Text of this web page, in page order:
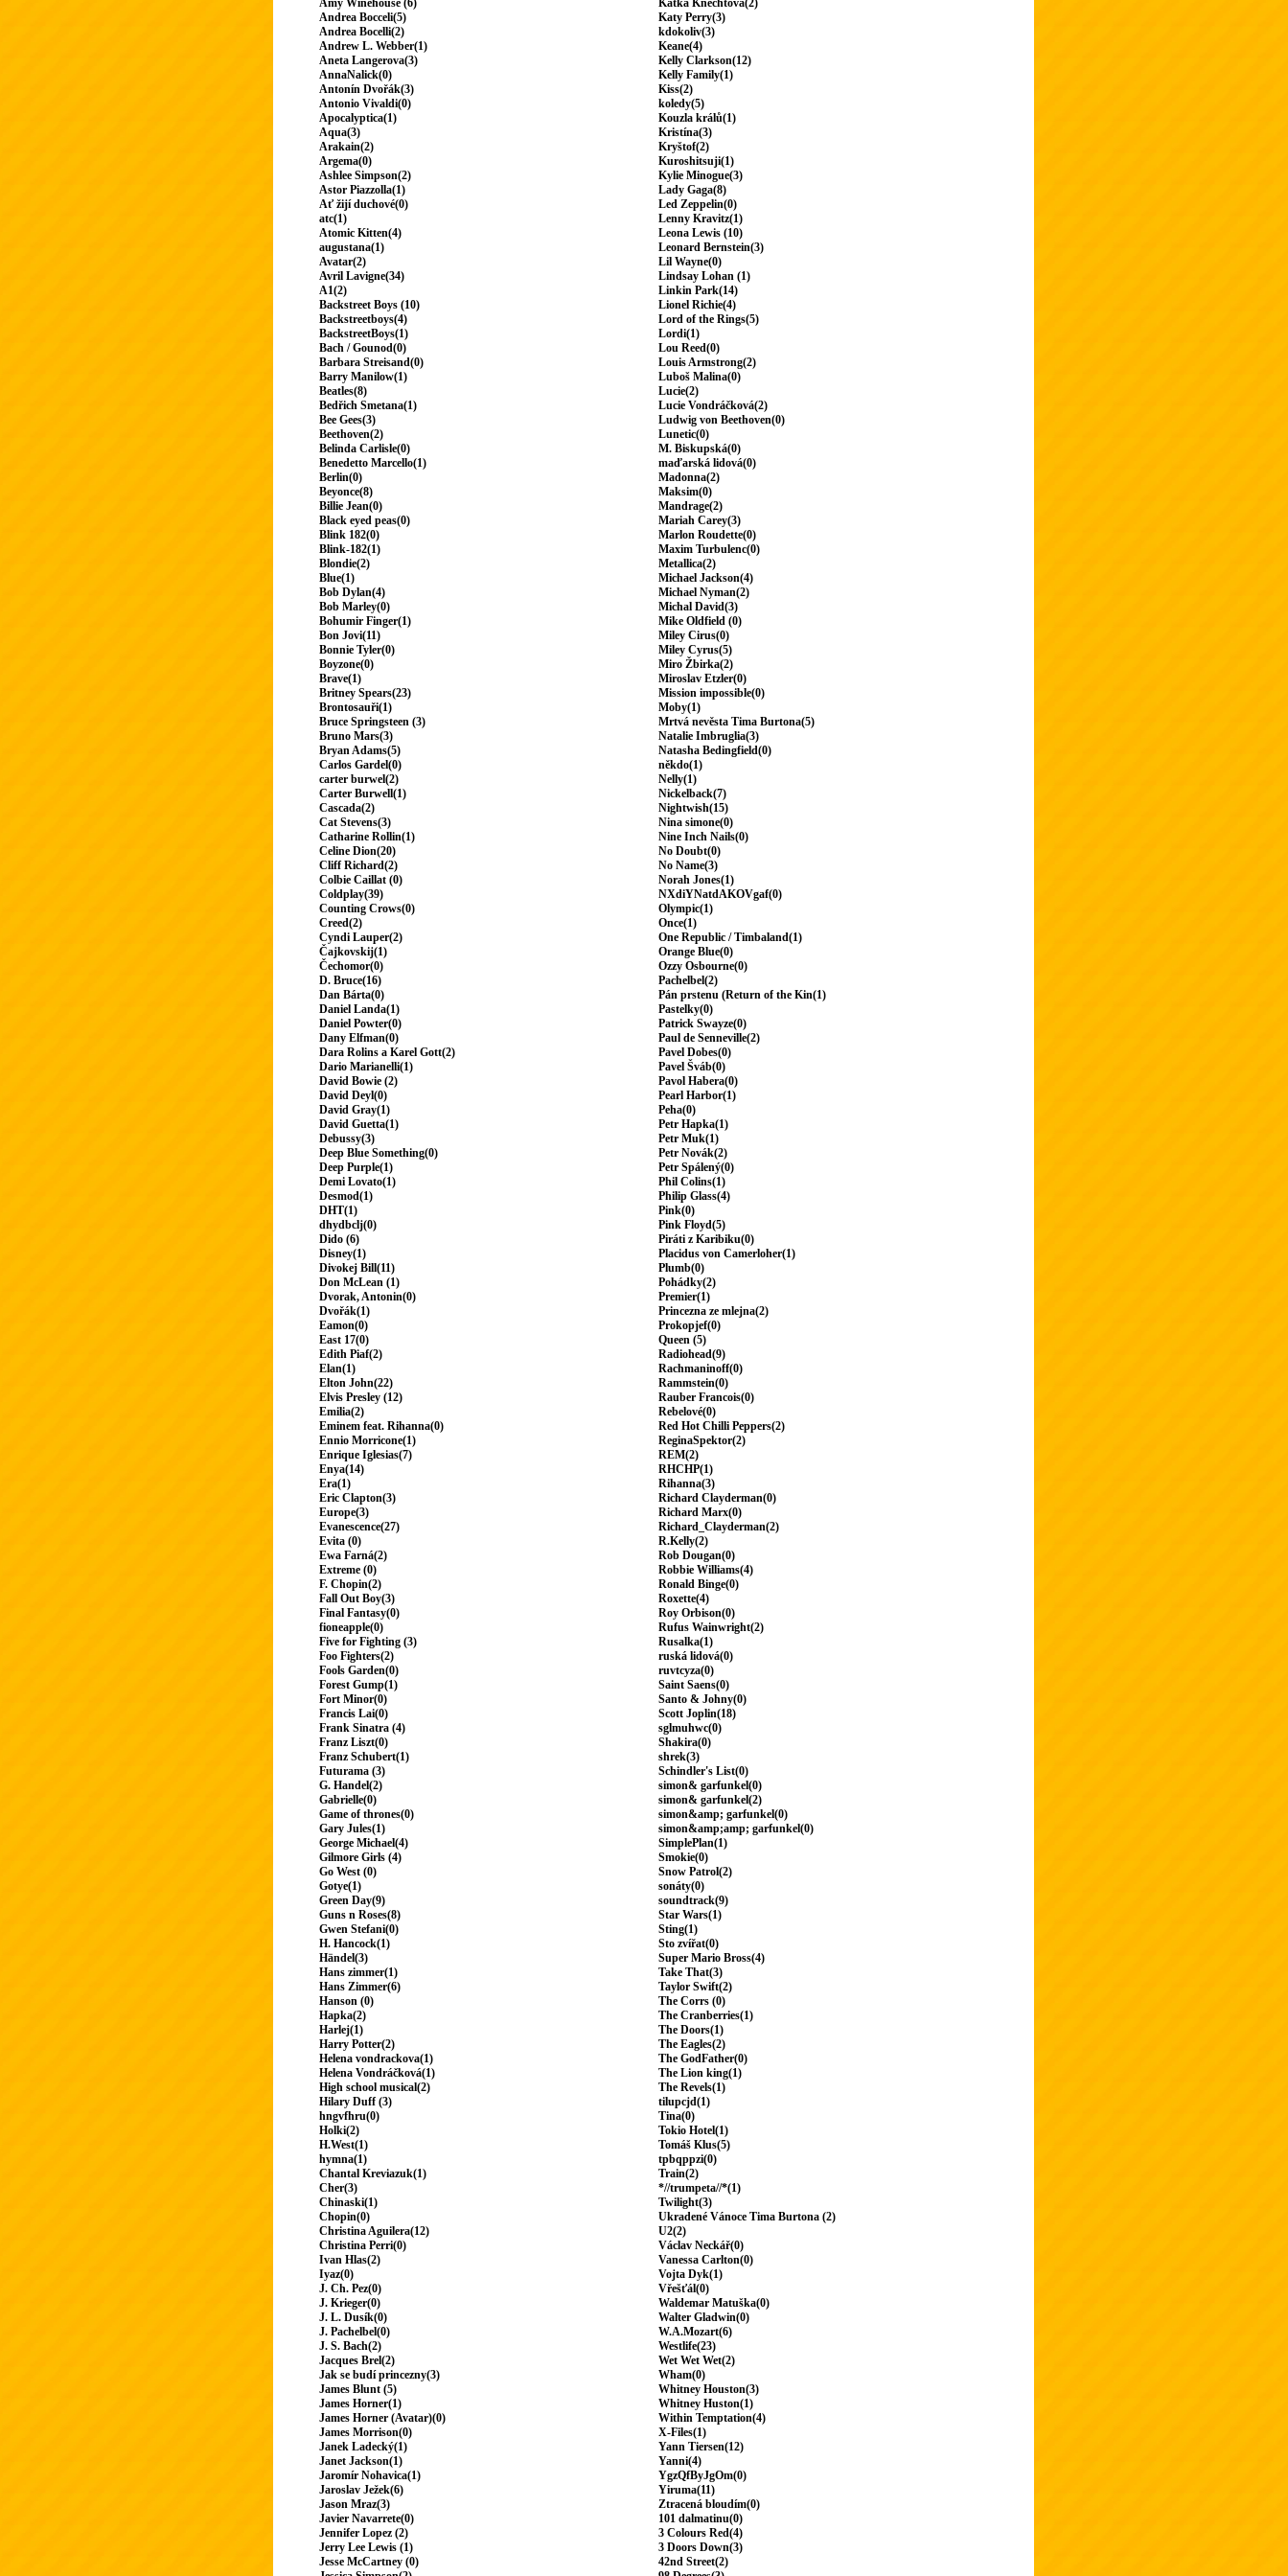
Amy Winehouse (6)
Andrea Bocceli(5)
Andrea Bocelli(2)
Andrew L. Webber(1)
Aneta Langerova(3)
AnnaNalick(0)
Antonín Dvořák(3)
Antonio Vivaldi(0)
Apocalyptica(1)
Aqua(3)
Arakain(2)
Argema(0)
Ashlee Simpson(2)
Astor Piazzolla(1)
Ať žijí duchové(0)
atc(1)
Atomic Kitten(4)
augustana(1)
Avatar(2)
Avril Lavigne(34)
A1(2)
Backstreet Boys (10)
Backstreetboys(4)
BackstreetBoys(1)
Bach / Gounod(0)
Barbara Streisand(0)
Barry Manilow(1)
Beatles(8)
Bedřich Smetana(1)
Bee Gees(3)
Beethoven(2)
Belinda Carlisle(0)
Benedetto Marcello(1)
Berlin(0)
Beyonce(8)
Billie Jean(0)
Black eyed peas(0)
Blink 182(0)
Blink-182(1)
Blondie(2)
Blue(1)
Bob Dylan(4)
Bob Marley(0)
Bohumir Finger(1)
Bon Jovi(11)
Bonnie Tyler(0)
Boyzone(0)
Brave(1)
Britney Spears(23)
Brontosauři(1)
Bruce Springsteen (3)
Bruno Mars(3)
Bryan Adams(5)
Carlos Gardel(0)
carter burwel(2)
Carter Burwell(1)
Cascada(2)
Cat Stevens(3)
Catharine Rollin(1)
Celine Dion(20)
Cliff Richard(2)
Colbie Caillat (0)
Coldplay(39)
Counting Crows(0)
Creed(2)
Cyndi Lauper(2)
Čajkovskij(1)
Čechomor(0)
D. Bruce(16)
Dan Bárta(0)
Daniel Landa(1)
Daniel Powter(0)
Dany Elfman(0)
Dara Rolins a Karel Gott(2)
Dario Marianelli(1)
David Bowie (2)
David Deyl(0)
David Gray(1)
David Guetta(1)
Debussy(3)
Deep Blue Something(0)
Deep Purple(1)
Demi Lovato(1)
Desmod(1)
DHT(1)
dhydbclj(0)
Dido (6)
Disney(1)
Divokej Bill(11)
Don McLean (1)
Dvorak, Antonin(0)
Dvořák(1)
Eamon(0)
East 17(0)
Edith Piaf(2)
Elan(1)
Elton John(22)
Elvis Presley (12)
Emilia(2)
Eminem feat. Rihanna(0)
Ennio Morricone(1)
Enrique Iglesias(7)
Enya(14)
Era(1)
Eric Clapton(3)
Europe(3)
Evanescence(27)
Evita (0)
Ewa Farná(2)
Extreme (0)
F. Chopin(2)
Fall Out Boy(3)
Final Fantasy(0)
fioneapple(0)
Five for Fighting (3)
Foo Fighters(2)
Fools Garden(0)
Forest Gump(1)
Fort Minor(0)
Francis Lai(0)
Frank Sinatra (4)
Franz Liszt(0)
Franz Schubert(1)
Futurama (3)
G. Handel(2)
Gabrielle(0)
Game of thrones(0)
Gary Jules(1)
George Michael(4)
Gilmore Girls (4)
Go West (0)
Gotye(1)
Green Day(9)
Guns n Roses(8)
Gwen Stefani(0)
H. Hancock(1)
Händel(3)
Hans zimmer(1)
Hans Zimmer(6)
Hanson (0)
Hapka(2)
Harlej(1)
Harry Potter(2)
Helena vondrackova(1)
Helena Vondráčková(1)
High school musical(2)
Hilary Duff (3)
hngvfhru(0)
Holki(2)
H.West(1)
hymna(1)
Chantal Kreviazuk(1)
Cher(3)
Chinaski(1)
Chopin(0)
Christina Aguilera(12)
Christina Perri(0)
Ivan Hlas(2)
Iyaz(0)
J. Ch. Pez(0)
J. Krieger(0)
J. L. Dusík(0)
J. Pachelbel(0)
J. S. Bach(2)
Jacques Brel(2)
Jak se budí princezny(3)
James Blunt (5)
James Horner(1)
James Horner (Avatar)(0)
James Morrison(0)
Janek Ladecký(1)
Janet Jackson(1)
Jaromír Nohavica(1)
Jaroslav Ježek(6)
Jason Mraz(3)
Javier Navarrete(0)
Jennifer Lopez (2)
Jerry Lee Lewis (1)
Jesse McCartney (0)
Katka Knechtová(2)
Katy Perry(3)
kdokoliv(3)
Keane(4)
Kelly Clarkson(12)
Kelly Family(1)
Kiss(2)
koledy(5)
Kouzla králů(1)
Kristína(3)
Kryštof(2)
Kuroshitsuji(1)
Kylie Minogue(3)
Lady Gaga(8)
Led Zeppelin(0)
Lenny Kravitz(1)
Leona Lewis (10)
Leonard Bernstein(3)
Lil Wayne(0)
Lindsay Lohan (1)
Linkin Park(14)
Lionel Richie(4)
Lord of the Rings(5)
Lordi(1)
Lou Reed(0)
Louis Armstrong(2)
Luboš Malina(0)
Lucie(2)
Lucie Vondráčková(2)
Ludwig von Beethoven(0)
Lunetic(0)
M. Biskupská(0)
maďarská lidová(0)
Madonna(2)
Maksim(0)
Mandrage(2)
Mariah Carey(3)
Marlon Roudette(0)
Maxim Turbulenc(0)
Metallica(2)
Michael Jackson(4)
Michael Nyman(2)
Michal David(3)
Mike Oldfield (0)
Miley Cirus(0)
Miley Cyrus(5)
Miro Žbirka(2)
Miroslav Etzler(0)
Mission impossible(0)
Moby(1)
Mrtvá nevěsta Tima Burtona(5)
Natalie Imbruglia(3)
Natasha Bedingfield(0)
někdo(1)
Nelly(1)
Nickelback(7)
Nightwish(15)
Nina simone(0)
Nine Inch Nails(0)
No Doubt(0)
No Name(3)
Norah Jones(1)
NXdiYNatdAKOVgaf(0)
Olympic(1)
Once(1)
One Republic / Timbaland(1)
Orange Blue(0)
Ozzy Osbourne(0)
Pachelbel(2)
Pán prstenu (Return of the Kin(1)
Pastelky(0)
Patrick Swayze(0)
Paul de Senneville(2)
Pavel Dobes(0)
Pavel Šváb(0)
Pavol Habera(0)
Pearl Harbor(1)
Peha(0)
Petr Hapka(1)
Petr Muk(1)
Petr Novák(2)
Petr Spálený(0)
Phil Colins(1)
Philip Glass(4)
Pink(0)
Pink Floyd(5)
Piráti z Karibiku(0)
Placidus von Camerloher(1)
Plumb(0)
Pohádky(2)
Premier(1)
Princezna ze mlejna(2)
Prokopjef(0)
Queen (5)
Radiohead(9)
Rachmaninoff(0)
Rammstein(0)
Rauber Francois(0)
Rebelové(0)
Red Hot Chilli Peppers(2)
ReginaSpektor(2)
REM(2)
RHCHP(1)
Rihanna(3)
Richard Clayderman(0)
Richard Marx(0)
Richard_Clayderman(2)
R.Kelly(2)
Rob Dougan(0)
Robbie Williams(4)
Ronald Binge(0)
Roxette(4)
Roy Orbison(0)
Rufus Wainwright(2)
Rusalka(1)
ruská lidová(0)
ruvtcyza(0)
Saint Saens(0)
Santo & Johny(0)
Scott Joplin(18)
sglmuhwc(0)
Shakira(0)
shrek(3)
Schindler's List(0)
simon& garfunkel(0)
simon& garfunkel(2)
simon&amp; garfunkel(0)
simon&amp;amp; garfunkel(0)
SimplePlan(1)
Smokie(0)
Snow Patrol(2)
sonáty(0)
soundtrack(9)
Star Wars(1)
Sting(1)
Sto zvířat(0)
Super Mario Bross(4)
Take That(3)
Taylor Swift(2)
The Corrs (0)
The Cranberries(1)
The Doors(1)
The Eagles(2)
The GodFather(0)
The Lion king(1)
The Revels(1)
tilupcjd(1)
Tina(0)
Tokio Hotel(1)
Tomáš Klus(5)
tpbqppzi(0)
Train(2)
*//trumpeta//*(1)
Twilight(3)
Ukradené Vánoce Tima Burtona (2)
U2(2)
Václav Neckář(0)
Vanessa Carlton(0)
Vojta Dyk(1)
Vřešťál(0)
Waldemar Matuška(0)
Walter Gladwin(0)
W.A.Mozart(6)
Westlife(23)
Wet Wet Wet(2)
Wham(0)
Whitney Houston(3)
Whitney Huston(1)
Within Temptation(4)
X-Files(1)
Yann Tiersen(12)
Yanni(4)
YgzQfByJgOm(0)
Yiruma(11)
Ztracená bloudím(0)
101 dalmatinu(0)
3 Colours Red(4)
3 Doors Down(3)
42nd Street(2)